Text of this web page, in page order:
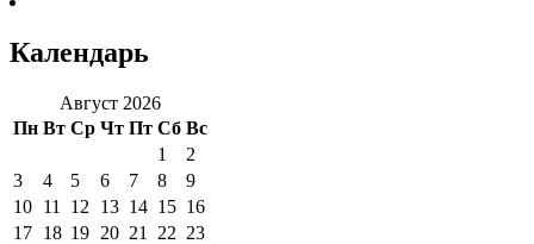
Календарь
Август 2026
Пн Вт Ср Чт Пт Сб Вс
1
2
3
4 5 6 7 8
9
10 11 12 13 14 15 16
17 18 19 20 21 22 23